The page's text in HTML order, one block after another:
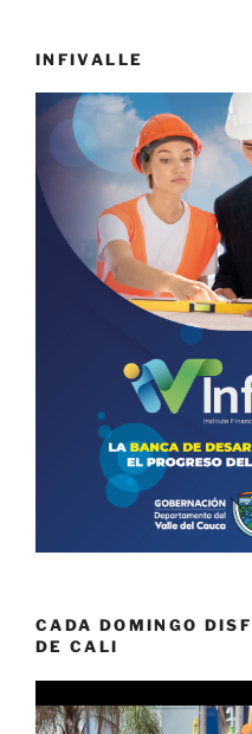
INFIVALLE
CADA DOMINGO
DE CALI
de